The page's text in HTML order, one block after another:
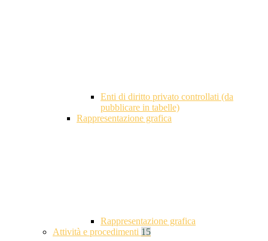
Enti di diritto privato controllati (da
pubblicare in tabelle)
Rappresentazione grafica
Rappresentazione grafica
Attività e procedimenti 15